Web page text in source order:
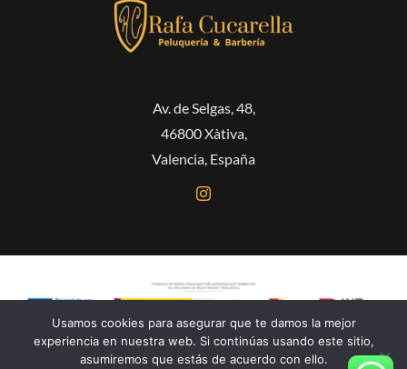
Av. de Selgas, 48,
46800 Xàtiva,
Valencia, España
Usamos cookies para asegurar que te damos la mejor
experiencia en nuestra web. Si continúas usando este sitio,
asumiremos que estás de acuerdo con ello.